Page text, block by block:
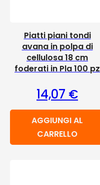
Piatti piani tondi
avana in polpa di
cellulosa 18 cm
foderati in Pla 100 pz
14,07 €
AGGIUNGI AL
CARRELLO